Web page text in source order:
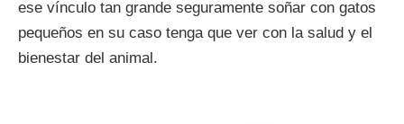
ese vínculo tan grande seguramente soñar con gatos
pequeños en su caso tenga que ver con la salud y el
bienestar del animal.